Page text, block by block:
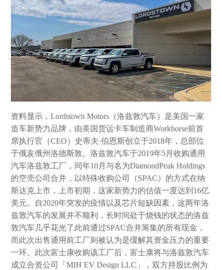
资料显示，Lordstown Motors（洛兹敦汽车）是美国一家
造车新势力品牌，由美国货运卡车制造商Workhorse前首
席执行官（CEO）史蒂夫·伯恩斯创立于2018年，总部位
于俄亥俄州洛德斯敦。洛兹敦汽车于2019年5月收购通用
汽车洛兹敦工厂，同年10月与名为DiamondPeak Holdings
的空壳公司合并，以特殊收购公司（SPAC）的方式在纳
斯达克上市，上市初期，这家新势力的估值一度达到16亿
美元。自2020年突发的疫情以及芯片短缺因素，这两年洛
兹敦汽车的发展并不顺利，长时间处于烧钱的状态的洛兹
敦汽车几乎花光了此前通过SPAC合并筹集的所有现金，
而此次出售通用前工厂则被认为是缓解其资金压力的重要
一环。此次富士康收购该工厂后，富士康将与洛兹敦汽车
成立合资公司「MIH EV Design LLC」，双方持股比例为